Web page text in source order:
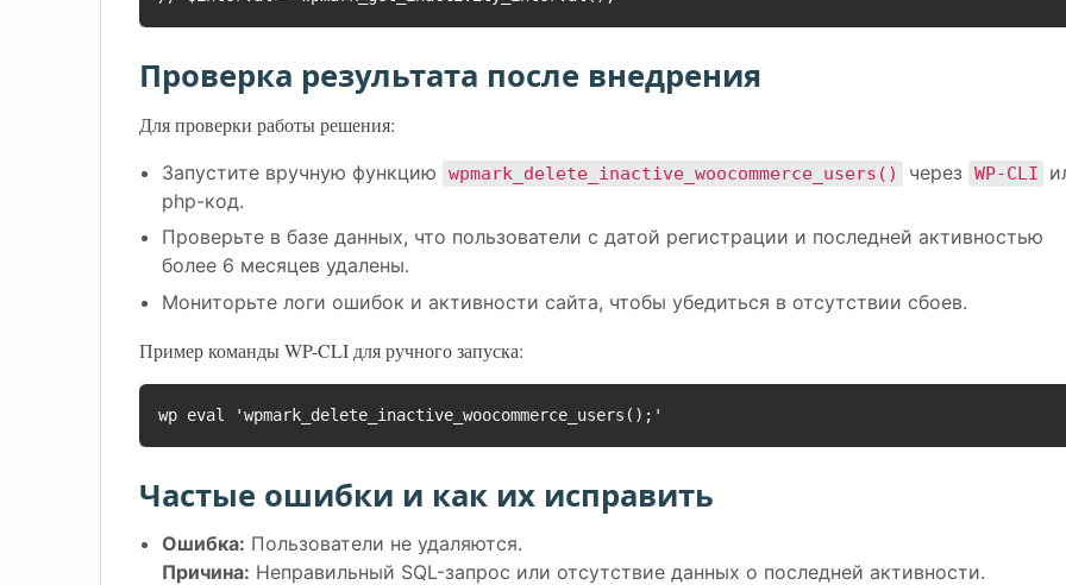
Проверка результата после внедрения
Для проверки работы решения:
Запустите вручную функцию wpmark_delete_inactive_woocommerce_users() через WP-CLI
php-код.
Проверьте в базе данных, что пользователи с датой регистрации и последней активностью
более 6 месяцев удалены.
Мониторьте логи ошибок и активности сайта, чтобы убедиться в отсутствии сбоев.
Пример команды WP-CLI для ручного запуска:
wp eval 'wpmark_delete_inactive_woocommerce_users();'
Частые ошибки и как их исправить
Ошибка: Пользователи не удаляются.
Причина: Неправильный SQL-запрос или отсутствие данных о последней активности.